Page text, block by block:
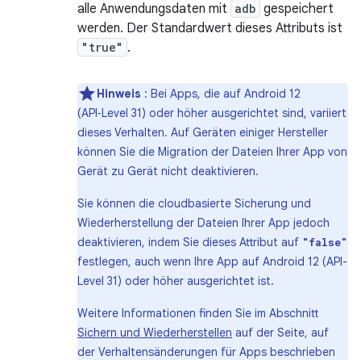
alle Anwendungsdaten mit adb gespeichert
werden. Der Standardwert dieses Attributs ist
"true" .
Hinweis : Bei Apps, die auf Android 12
(API‑Level 31) oder höher ausgerichtet sind, variiert
dieses Verhalten. Auf Geräten einiger Hersteller
können Sie die Migration der Dateien Ihrer App von
Gerät zu Gerät nicht deaktivieren.
Sie können die cloudbasierte Sicherung und
Wiederherstellung der Dateien Ihrer App jedoch
deaktivieren, indem Sie dieses Attribut auf "false"
festlegen, auch wenn Ihre App auf Android 12 (API-
Level 31) oder höher ausgerichtet ist.
Weitere Informationen finden Sie im Abschnitt
Sichern und Wiederherstellen auf der Seite, auf
der Verhaltensänderungen für Apps beschrieben